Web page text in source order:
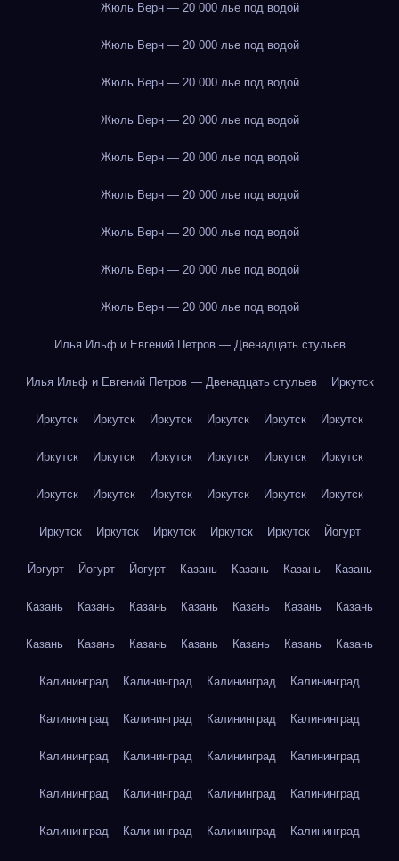
Жюль Верн — 20 000 лье под водой
Жюль Верн — 20 000 лье под водой
Жюль Верн — 20 000 лье под водой
Жюль Верн — 20 000 лье под водой
Жюль Верн — 20 000 лье под водой
Жюль Верн — 20 000 лье под водой
Жюль Верн — 20 000 лье под водой
Жюль Верн — 20 000 лье под водой
Жюль Верн — 20 000 лье под водой
Илья Ильф и Евгений Петров — Двенадцать стульев
Илья Ильф и Евгений Петров — Двенадцать стульев Иркутск
Иркутск Иркутск Иркутск Иркутск Иркутск Иркутск
Иркутск Иркутск Иркутск Иркутск Иркутск Иркутск
Иркутск Иркутск Иркутск Иркутск Иркутск Иркутск
Иркутск Иркутск Иркутск Иркутск Иркутск Йогурт
Йогурт Йогурт Йогурт Казань Казань Казань Казань
Казань Казань Казань Казань Казань Казань Казань
Казань Казань Казань Казань Казань Казань Казань
Калининград Калининград Калининград Калининград
Калининград Калининград Калининград Калининград
Калининград Калининград Калининград Калининград
Калининград Калининград Калининград Калининград
Калининград Калининград Калининград Калининград